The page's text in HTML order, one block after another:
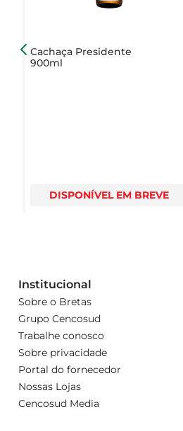
Cachaça Presidente
900ml
DISPONÍVEL EM BREVE
Institucional
Sobre o Bretas
Grupo Cencosud
Trabalhe conosco
Sobre privacidade
Portal do fornecedor
Nossas Lojas
Cencosud Media